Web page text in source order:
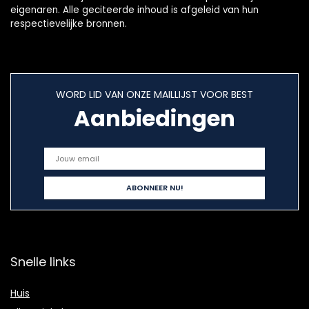
eigenaren. Alle geciteerde inhoud is afgeleid van hun
respectievelijke bronnen.
WORD LID VAN ONZE MAILLIJST VOOR BEST
Aanbiedingen
Snelle links
Huis